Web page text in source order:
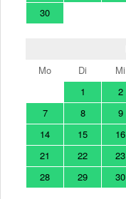
30
Mo
Di Mi
1
2
7
8 9
14
15 16
21
22 23
28
29 30